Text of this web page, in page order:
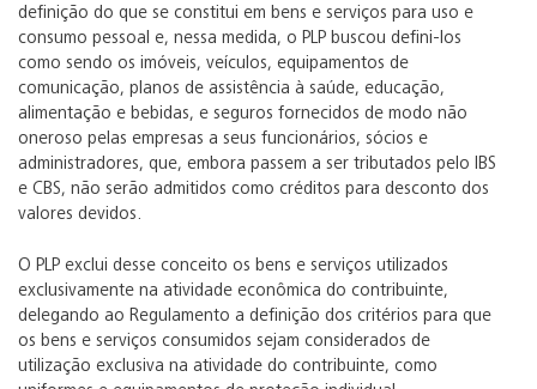
definição do que se constitui em bens e serviços para uso e
consumo pessoal e, nessa medida, o PLP buscou defini-los
como sendo os imóveis, veículos, equipamentos de
comunicação, planos de assistência à saúde, educação,
alimentação e bebidas, e seguros fornecidos de modo não
oneroso pelas empresas a seus funcionários, sócios e
administradores, que, embora passem a ser tributados pelo IBS
e CBS, não serão admitidos como créditos para desconto dos
valores devidos.
O PLP exclui desse conceito os bens e serviços utilizados
exclusivamente na atividade econômica do contribuinte,
delegando ao Regulamento a definição dos critérios para que
os bens e serviços consumidos sejam considerados de
utilização exclusiva na atividade do contribuinte, como